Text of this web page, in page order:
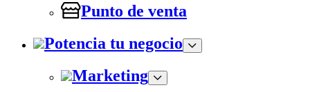
Punto de venta
Potencia tu negocio
Marketing